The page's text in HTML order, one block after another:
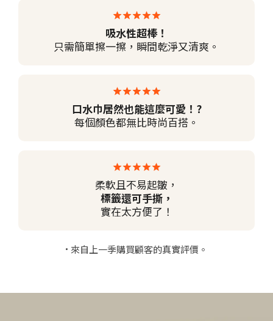
吸水性超棒！
只需簡單擦一擦，瞬間乾淨又清爽。
口水巾居然也能這麼可愛！?
每個顏色都無比時尚百搭。
柔軟且不易起皺，
標籤還可手撕，
實在太方便了！
來自上一季購買顧客的真實評價。